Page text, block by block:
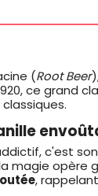
(Root Beer
ce grand
c'est
magie
,